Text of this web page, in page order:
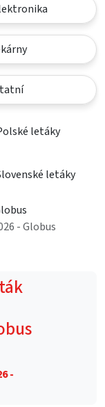
letáky
letáky
- Globus
-